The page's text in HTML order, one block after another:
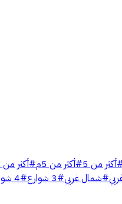
أكثر من 5 #أكثر من 5م #أكثر من 10م
#شمال غربي#3 شوارع #4 شوارع